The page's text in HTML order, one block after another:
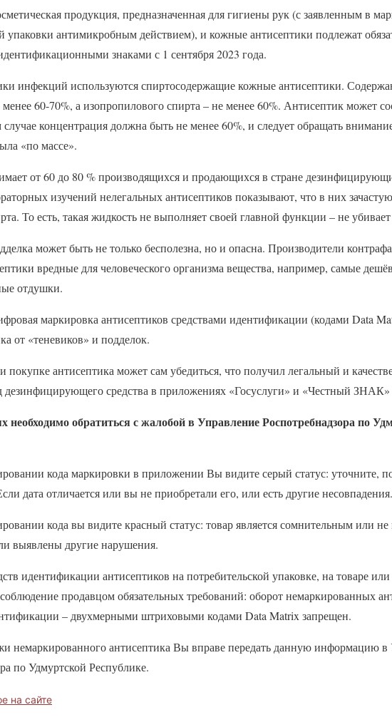
продукция, предназначенная для гигиены рук (с заявленным в
упаковки антимикробным действием), и кожные антисептики подлежат
знаками с 1 сентября 2023 года.
инфекций используются спиртосодержащие кожные антисептики.
60-70%, а изопропилового спирта – не менее 60%. Антисептик может
концентрация должна быть не менее 60%, и следует обращать
«по массе».
от 60 до 80 % производящихся и продающихся в стране
изучений нелегальных антисептиков показывают, что в них
То есть, такая жидкость не выполняет своей главной функции – не
может быть не только бесполезна, но и опасна. Производители
вредные для человеческого организма вещества, например, самые
отдушки.
маркировка антисептиков средствами идентификации (кодами Data
от «теневиков» и подделок.
покупке антисептика может сам убедиться, что получил легальный и
дезинфицирующего средства в приложениях «Госуслуги» и «Честный
необходимо обратиться с жалобой в Управление Роспотребнадзора по
кода маркировки в приложении Вы видите серый статус: уточните,
дата отличается или вы не приобретали его, или есть другие несовпадения.
кода вы видите красный статус: товар является сомнительным или
выявлены другие нарушения.
идентификации антисептиков на потребительской упаковке, на товаре
продавцом обязательных требований: оборот немаркированных
– двухмерными штриховыми кодами Data Matrix запрещен.
немаркированного антисептика Вы вправе передать данную информацию в
по Удмуртской Республике.
на сайте